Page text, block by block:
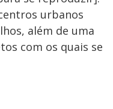
urbanos
além de uma
com os quais se